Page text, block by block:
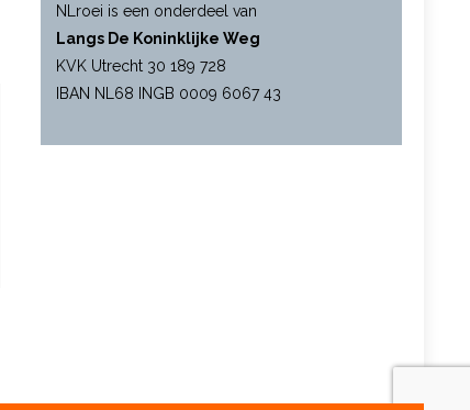
NLroei is een onderdeel van
Langs De Koninklijke Weg
KVK Utrecht 30 189 728
IBAN NL68 INGB 0009 6067 43